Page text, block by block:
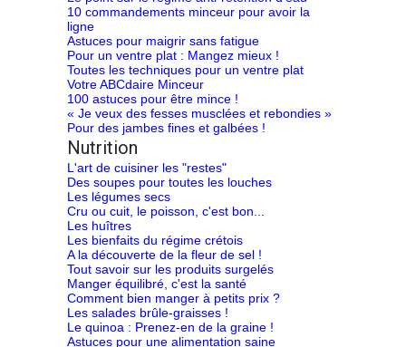
10 commandements minceur pour avoir la
ligne
Astuces pour maigrir sans fatigue
Pour un ventre plat : Mangez mieux !
Toutes les techniques pour un ventre plat
Votre ABCdaire Minceur
100 astuces pour être mince !
« Je veux des fesses musclées et rebondies »
Pour des jambes fines et galbées !
Nutrition
L'art de cuisiner les "restes"
Des soupes pour toutes les louches
Les légumes secs
Cru ou cuit, le poisson, c'est bon...
Les huîtres
Les bienfaits du régime crétois
A la découverte de la fleur de sel !
Tout savoir sur les produits surgelés
Manger équilibré, c'est la santé
Comment bien manger à petits prix ?
Les salades brûle-graisses !
Le quinoa : Prenez-en de la graine !
Astuces pour une alimentation saine